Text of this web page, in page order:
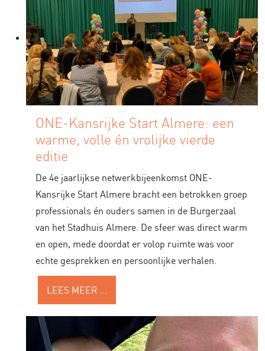
ONE-Kansrijke Start Almere: een
warme, volle én vrolijke vierde
editie
De 4e jaarlijkse netwerkbijeenkomst ONE-
Kansrijke Start Almere bracht een betrokken groep
professionals én ouders samen in de Burgerzaal
van het Stadhuis Almere. De sfeer was direct warm
en open, mede doordat er volop ruimte was voor
echte gesprekken en persoonlijke verhalen.
LEES MEER …